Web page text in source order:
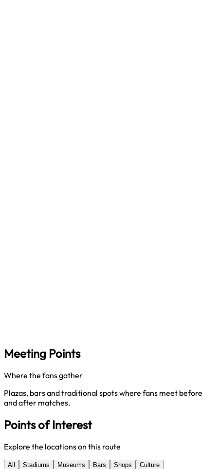
Meeting Points
Where the fans gather
Plazas, bars and traditional spots where fans meet before
and after matches.
Points of Interest
Explore the locations on this route
All Stadiums Museums Bars Shops Culture